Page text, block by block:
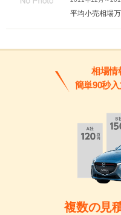
平均小売相場
相場情
簡単90秒入
複数の見